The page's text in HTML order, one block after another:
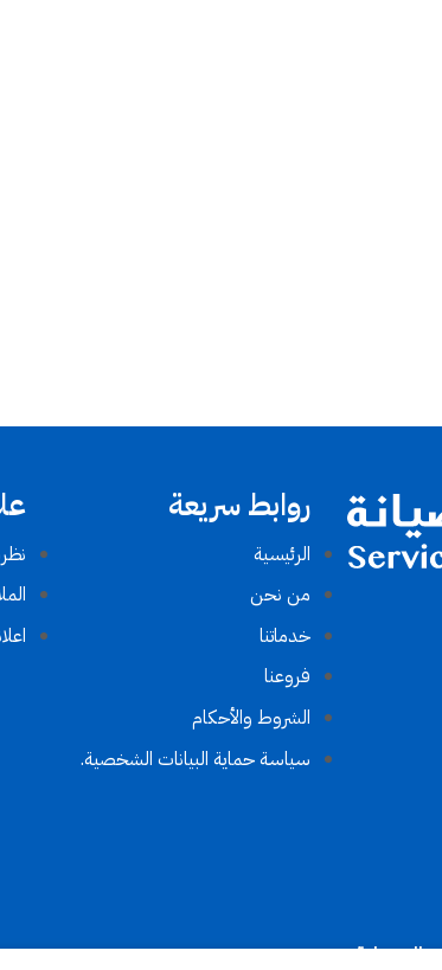
روابط سريعة
الرئيسية
من نحن
خدماتنا
فروعنا
الشروط والأحكام​
سياسة حماية البيانات الشخصية.